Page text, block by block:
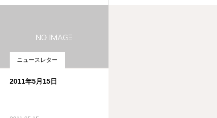
ニュースレター
2011年5月15日